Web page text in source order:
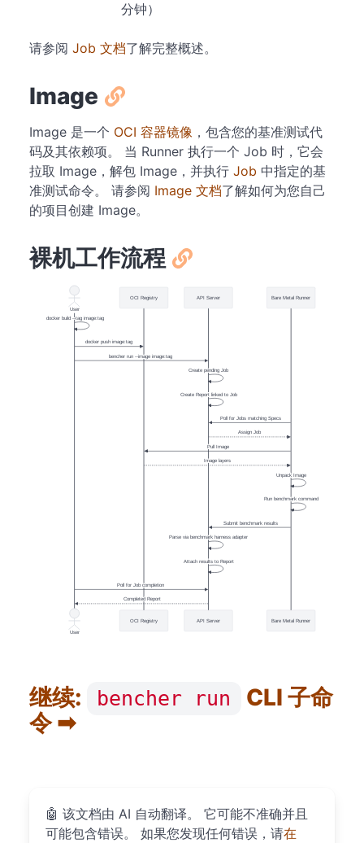
分钟）
请参阅 Job 文档了解完整概述。
Image
Image 是一个 OCI 容器镜像 ，包含您的基准测试代
码及其依赖项。 当 Runner 执行一个 Job 时，它会
拉取 Image，解包 Image，并执行 Job 中指定的基
准测试命令。 请参阅 Image 文档了解如何为您自己
的项目创建 Image。
裸机工作流程
Bare Metal Runner
API Server
OCI Registry
Bare Metal Runner
API Server
OCI Registry
User
docker build --tag image:tag
docker push image:tag
bencher run --image image:tag
Create pending Job
Create Report linked to Job
Poll for Jobs matching Specs
Assign Job
Pull Image
Image layers
Unpack Image
Run benchmark command
Submit benchmark results
Parse via benchmark harness adapter
Attach results to Report
Poll for Job completion
Completed Report
User
继续: bencher run
CLI 子命
令 ➡
🤖 该文档由 AI 自动翻译。 它可能不准确并且
可能包含错误。 如果您发现任何错误，请在